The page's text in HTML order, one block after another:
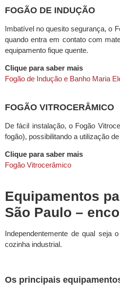
FOGÃO DE INDUÇÃO
Imbatível no quesito segurança, o
quando entra em contato com
equipamento fique quente.
Clique para saber mais
Fogão de Indução e Banho Maria
FOGÃO VITROCERÂMICO
De fácil instalação, o Fogão
fogão), possibilitando a utilização
Clique para saber mais
Fogão Vitrocerâmico
Equipamentos
São Paulo –
Independentemente de qual seja
cozinha industrial.
Os principais